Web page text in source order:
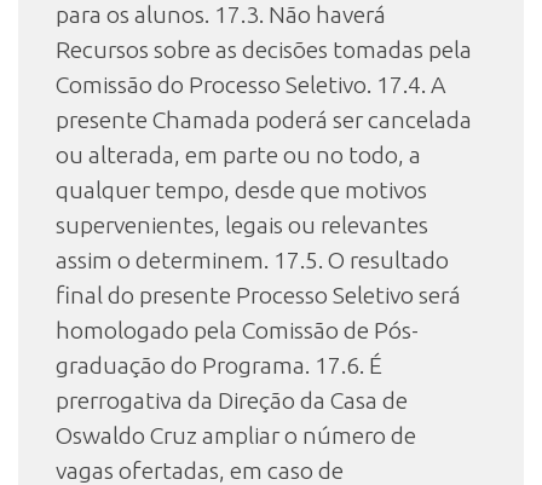
para os alunos. 17.3. Não haverá
Recursos sobre as decisões tomadas pela
Comissão do Processo Seletivo. 17.4. A
presente Chamada poderá ser cancelada
ou alterada, em parte ou no todo, a
qualquer tempo, desde que motivos
supervenientes, legais ou relevantes
assim o determinem. 17.5. O resultado
final do presente Processo Seletivo será
homologado pela Comissão de Pós-
graduação do Programa. 17.6. É
prerrogativa da Direção da Casa de
Oswaldo Cruz ampliar o número de
vagas ofertadas, em caso de